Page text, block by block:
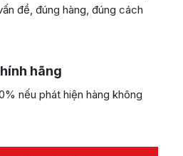
đề, đúng hàng, đúng cách
hãng
nếu phát hiện hàng không